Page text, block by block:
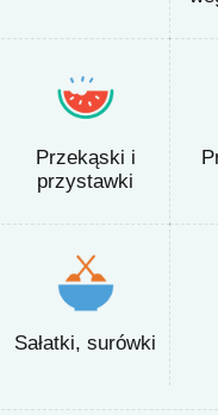
Przekąski i
przystawki
Sałatki, surówki